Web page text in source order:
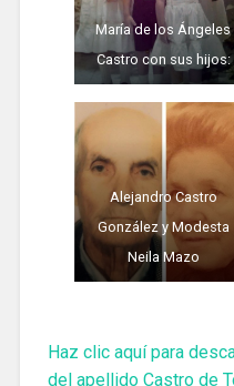
María de los Ángeles
Castro con sus hijos:
Alejandro Castro
González y Modesta
Neila Mazo
Haz clic aquí para
del apellido Castro de